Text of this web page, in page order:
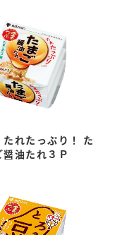
たれたっぷり！ た
醤油たれ３Ｐ